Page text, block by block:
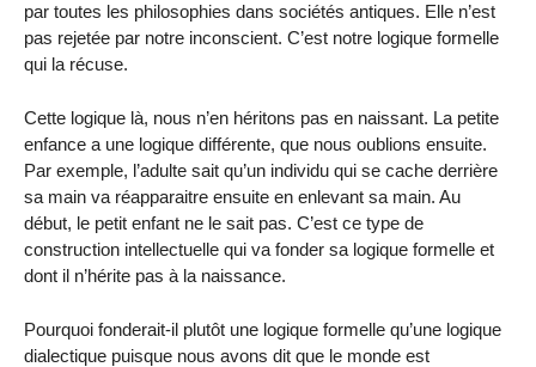
par toutes les philosophies dans sociétés antiques. Elle n’est
pas rejetée par notre inconscient. C’est notre logique formelle
qui la récuse.
Cette logique là, nous n’en héritons pas en naissant. La petite
enfance a une logique différente, que nous oublions ensuite.
Par exemple, l’adulte sait qu’un individu qui se cache derrière
sa main va réapparaitre ensuite en enlevant sa main. Au
début, le petit enfant ne le sait pas. C’est ce type de
construction intellectuelle qui va fonder sa logique formelle et
dont il n’hérite pas à la naissance.
Pourquoi fonderait-il plutôt une logique formelle qu’une logique
dialectique puisque nous avons dit que le monde est